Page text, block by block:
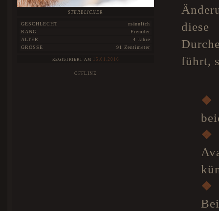
STERBLICHER
GESCHLECHT
männlich
RANG
Fremder
ALTER
4 Jahre
GRÖSSE
91 Zentimeter
REGISTRIERT AM 15.01.2016
OFFLINE
führt,
❖
❖
❖